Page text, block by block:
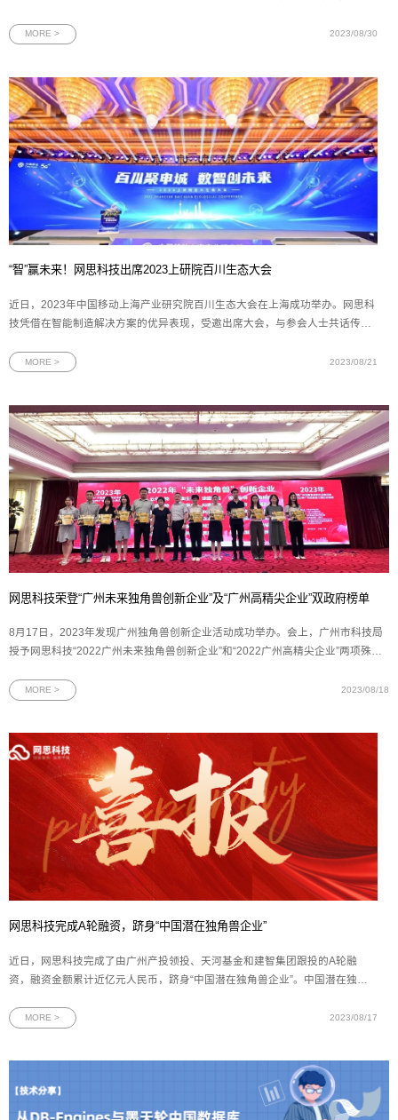
该杂志的报道，有效提升了网思科技在广州政府中的影响力。本文首发于《新
MORE > 2023/08/30
“智”赢未来！网思科技出席2023上研院百川生态大会
近日，2023年中国移动上海产业研究院百川生态大会在上海成功举办。网思科
技凭借在智能制造解决方案的优异表现，受邀出席大会，与参会人士共话传统
一直以来，上海产业研究院（下文简称“上研院”）秉承创新、合作、共赢的理
MORE > 2023/08/21
网思科技荣登“广州未来独角兽创新企业”及“广州高精尖企业”双政府榜单
8月17日，2023年发现广州独角兽创新企业活动成功举办。会上，广州市科技局
授予网思科技“2022广州未来独角兽创新企业”和“2022广州高精尖企业”两项殊
局指导、广州市科技创新企业协会主办的评选活动中，网思科技再次入选“未来独
MORE > 2023/08/18
网思科技完成A轮融资，跻身“中国潜在独角兽企业”
近日，网思科技完成了由广州产投领投、天河基金和建智集团跟投的A轮融
资，融资金额累计近亿元人民币，跻身“中国潜在独角兽企业”。中国潜在独角
之内最新一轮融资的投后估值达到1亿美元。根据长城战略咨询发布的数据，中
MORE > 2023/08/17